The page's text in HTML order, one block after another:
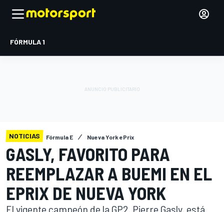
FÓRMULA 1
NOTICIAS Fórmula E Nueva York ePrix
GASLY, FAVORITO PARA
REEMPLAZAR A BUEMI EN EL
EPRIX DE NUEVA YORK
El vigente campeón de la GP2, Pierre Gasly, está